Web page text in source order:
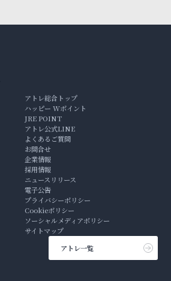
アトレ総合トップ
ハッピー Wポイント
JRE POINT
アトレ公式LINE
よくあるご質問
お問合せ
企業情報
採用情報
ニュースリリース
電子公告
プライバシーポリシー
Cookieポリシー
ソーシャルメディアポリシー
サイトマップ
アトレ一覧